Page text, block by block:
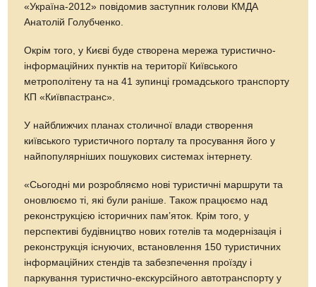
«Україна-2012» повідомив заступник голови КМДА
Анатолій Голубченко.
Окрім того, у Києві буде створена мережа туристично-
інформаційних пунктів на території Київського
метрополітену та на 41 зупинці громадського транспорту
КП «Київпастранс».
У найближчих планах столичної влади створення
київського туристичного порталу та просування його у
найпопулярніших пошукових системах інтернету.
«Сьогодні ми розробляємо нові туристичні маршрути та
оновлюємо ті, які були раніше. Також працюємо над
реконструкцією історичних пам’яток. Крім того, у
перспективі будівництво нових готелів та модернізація і
реконструкція існуючих, встановлення 150 туристичних
інформаційних стендів та забезпечення проїзду і
паркування туристично-екскурсійного автотранспорту у